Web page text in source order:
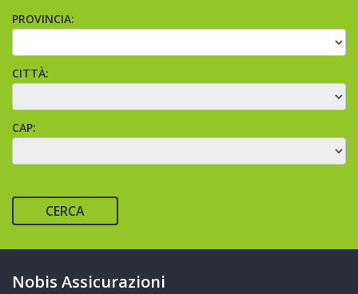
PROVINCIA:
CITTÀ:
CAP:
CERCA
Nobis Assicurazioni